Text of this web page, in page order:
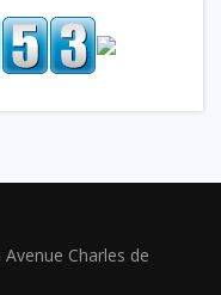
Charles de